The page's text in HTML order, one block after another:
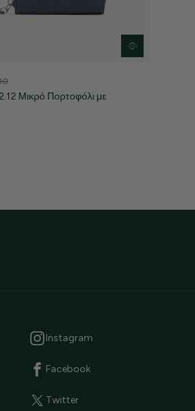
Μικρό Πορτοφόλι με
Instagram
Facebook
Twitter